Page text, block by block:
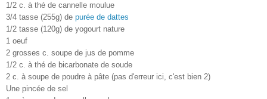
1/2 c. à thé de cannelle moulue
3/4 tasse (255g) de purée de dattes
1/2 tasse (120g) de yogourt nature
1 oeuf
2 grosses c. soupe de jus de pomme
1/2 c. à thé de bicarbonate de soude
2 c. à soupe de poudre à pâte (pas d'erreur ici, c'est bien 2)
Une pincée de sel